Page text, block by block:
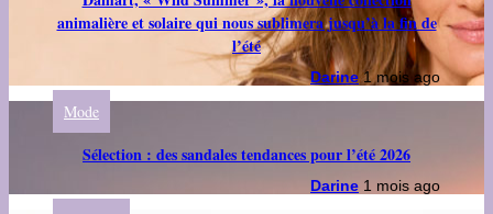
animalière et solaire qui nous sublimera jusqu’à la fin de
l’été
Darine 1 mois ago
Mode
Sélection : des sandales tendances pour l’été 2026
Darine 1 mois ago